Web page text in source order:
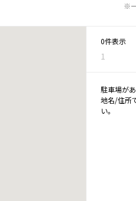
※
0件表示
1
駐車場があ
地名/住所
い。